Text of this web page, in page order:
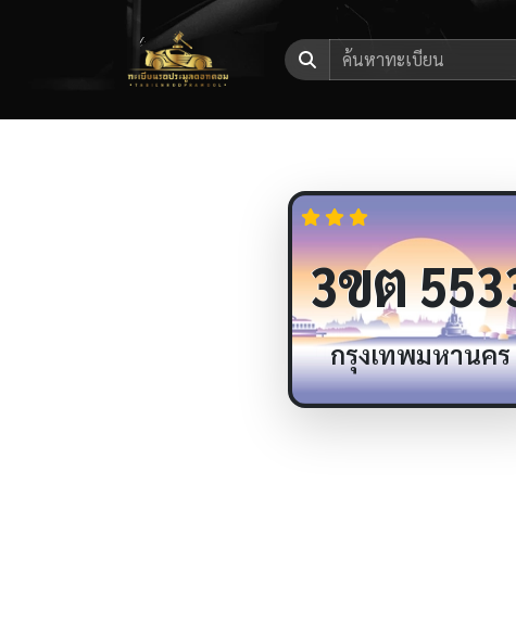
3ขต
กรุงเทพมหานคร